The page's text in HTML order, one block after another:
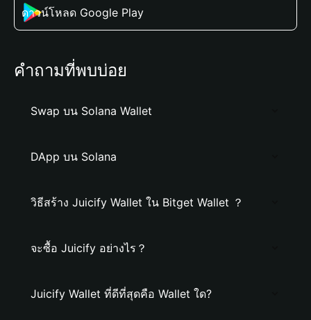
ดาวน์โหลด Google Play
คำถามที่พบบ่อย
Swap บน Solana Wallet
DApp บน Solana
วิธีสร้าง Juicify Wallet ใน Bitget Wallet ？
จะซื้อ Juicify อย่างไร？
Juicify Wallet ที่ดีที่สุดคือ Wallet ใด?